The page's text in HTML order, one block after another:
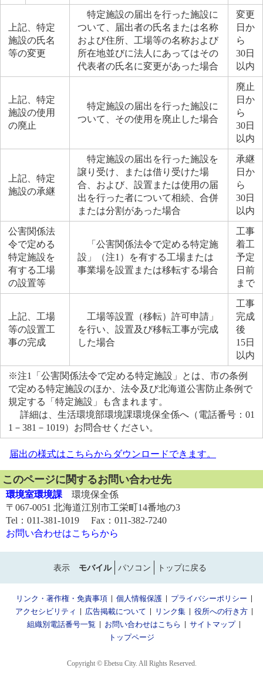
上記、特定
施設の氏名
等の変更
特定施設の届出を行った施設に
ついて、届出者の氏名または名称
および住所、工場等の名称および
所在地並びに法人にあってはその
代表者の氏名に変更があった場合
変更
日か
ら
30日
以内
上記、特定
施設の使用
の廃止
特定施設の届出を行った施設に
ついて、その使用を廃止した場合
廃止
日か
ら
30日
以内
上記、特定
施設の承継
特定施設の届出を行った施設を
譲り受け、または借り受けた場
合、および、設置または使用の届
出を行った者について相続、合併
または分割があった場合
承継
日か
ら
30日
以内
公害関係法
令で定める
特定施設を
有する工場
の設置等
「公害関係法令で定める特定施
設」（注1）を有する工場または
事業場を設置または移転する場合
工事
着工
予定
日前
まで
上記、工場
等の設置工
事の完成
工場等設置（移転）許可申請」
を行い、設置及び移転工事が完成
した場合
工事
完成
後
15日
以内
※注1「公害関係法令で定める特定施設」とは、市の条例
で定める特定施設のほか、法令及び北海道公害防止条例で
規定する「特定施設」も含まれます。
詳細は、生活環境部環境課環境保全係へ（電話番号：01
1－381－1019）お問合せください。
届出の様式はこちらからダウンロードできます。
このページに関するお問い合わせ先
環境室環境課環境保全係
〒067-0051 北海道江別市工栄町14番地の3
Tel：011-381-1019 Fax：011-382-7240
お問い合わせはこちらから
表示 モバイル パソコン トップに戻る
リンク・著作権・免責事項 個人情報保護
プライバシーポリシー
アクセシビリティ
広告掲載について リンク集
役所への行き方
組織別電話番号一覧
お問い合わせはこちら
サイトマップ
トップページ
Copyright © Ebetsu City. All Rights Reserved.